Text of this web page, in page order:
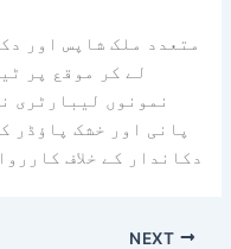
متعدد ملک شاپس اور
لے کر موقع پر
نمونوں لیبارٹری
پانی اور خشک پاؤڈر
دکاندار کے خلاف
NEXT